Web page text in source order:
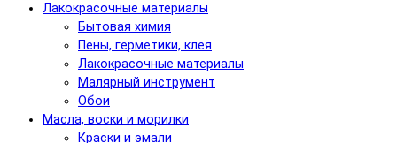
Лакокрасочные материалы
Бытовая химия
Пены, герметики, клея
Лакокрасочные материалы
Малярный инструмент
Обои
Масла, воски и морилки
Краски и эмали